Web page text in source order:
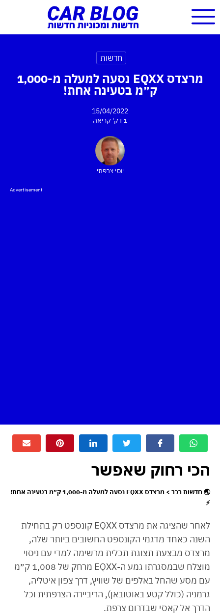
חדשות
מרצדס EQXX נסעה למעלה מ-1,000
ק״מ בטעינה אחת!
15/04/2022
1 דק'
קריאה
יוסי צרפתי
Advertisement
הכי רחוק שאפשר
🌏 חדשות רכב > מרצדס EQXX נסעה למעלה מ-1,000 ק״מ בטעינה אחת!
⚡
לאחר שהציגה את מרצדס EQXX קונספט רק בתחילת
השנה כאחד מדגמי הקונספט החשובים ביותר שלה,
מרצדס מבצעת תצוגת תכלית מרשימה למדי עם ניסוי
מוצלח שבמסגרתו גמע ה-EQXX מרחק של 1,008 ק״מ
עם מסע שהחל באלפים של שוויץ, דרך צפון איטליה,
גרמניה (כולל קטע באוטובאן), הריביירה הצרפתית וכל
הדרך אל קאסי שבדרום צרפת.